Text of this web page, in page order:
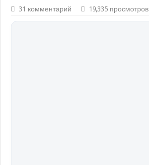
31 комментарий 19,335 просмотров